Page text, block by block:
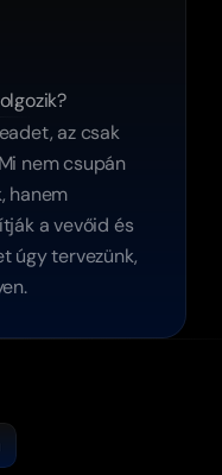
az csak
nem csupán
hanem
a vevőid és
úgy tervezünk,